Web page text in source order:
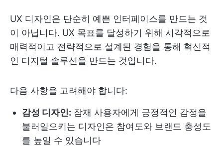
UX 디자인은 단순히 예쁜 인터페이스를 만드는 것
이 아닙니다. UX 목표를 달성하기 위해 시각적으로
매력적이고 전략적으로 설계된 경험을 통해 혁신적
인 디지털 솔루션을 만드는 것입니다.
다음 사항을 고려해야 합니다:
감성 디자인: 잠재 사용자에게 긍정적인 감정을
불러일으키는 디자인은 참여도와 브랜드 충성도
를 높일 수 있습니다